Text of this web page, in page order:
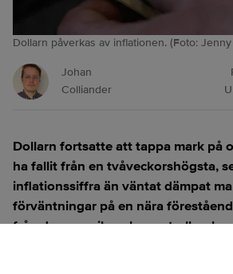
Dollarn påverkas av inflationen. (Foto: Jenny
Johan
Colliander
Dollarn fortsatte att tappa mark på
ha fallit från en tvåveckorshögsta,
inflationssiffra än väntat dämpat
förväntningar på en nära
från den amerikanska